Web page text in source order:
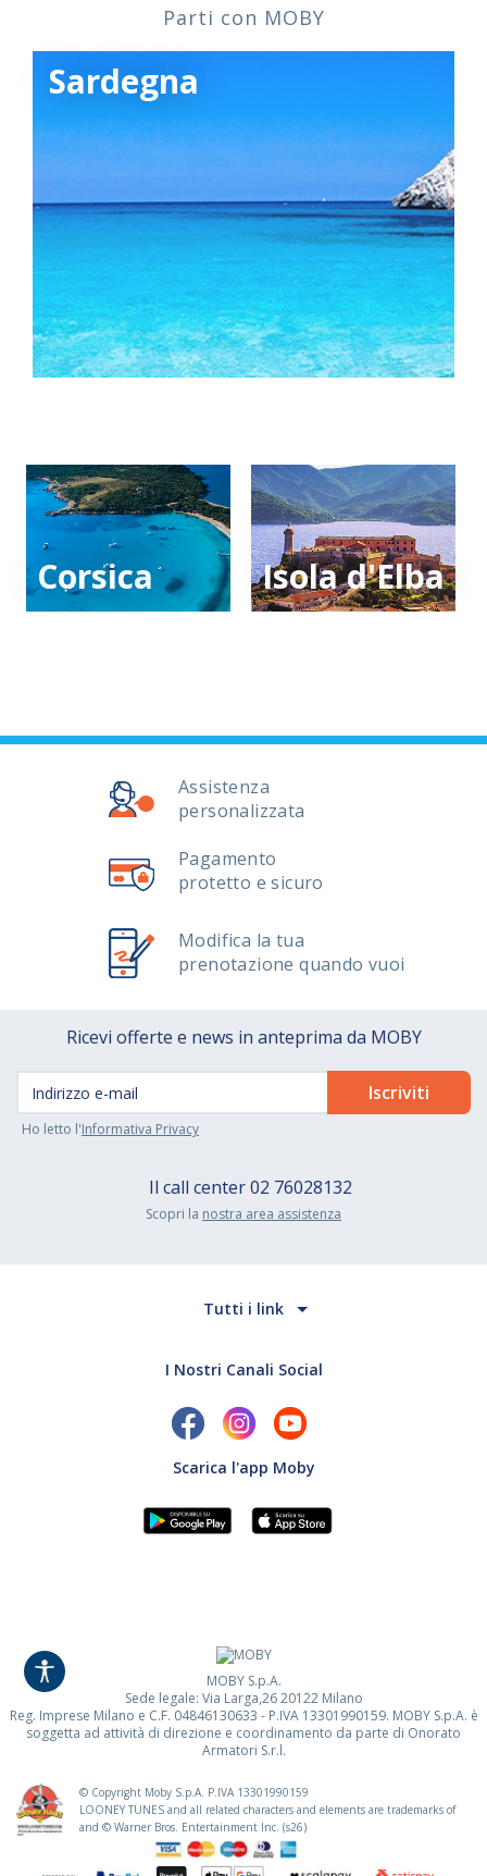
Parti con MOBY
Sardegna
Corsica Isola d'Elba
Assistenza
personalizzata
Pagamento
protetto e sicuro
Modifica la tua
prenotazione quando vuoi
Ricevi offerte e news in anteprima da MOBY
Ho letto l'Informativa Privacy
Il call center02 76028132
Scopri la nostra area assistenza
Tutti i link
I Nostri Canali Social
Scarica l'app Moby
MOBY S.p.A.
Sede legale: Via Larga,26 20122 Milano
Reg. Imprese Milano e C.F. 04846130633 - P.IVA 13301990159. MOBY S.p.A. è
soggetta ad attività di direzione e coordinamento da parte di Onorato
Armatori S.r.l.
© Copyright Moby S.p.A. P.IVA 13301990159
LOONEY TUNES and all related characters and elements are trademarks of
and © Warner Bros. Entertainment Inc. (s26)